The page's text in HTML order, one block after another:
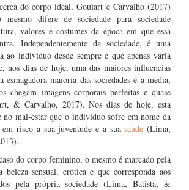
do corpo ideal, Goulart e Carvalho (2017)
mesmo difere de sociedade para sociedade
valores e costumes da época em que essa
Independentemente da sociedade, é uma
ao indivíduo desde sempre e que apenas varia
nos dias de hoje, uma das maiores influencias
esmagadora maioria das sociedades é a media,
chegam imagens corporais perfeitas e quase
& Carvalho, 2017). Nos dias de hoje, esta
no mal-estar que o indivíduo sofre em nome da
em risco a sua juventude e a suasaúde (Lima,
do corpo feminino, o mesmo é marcado pela
beleza sensual, erótica e que corresponda aos
pela própria sociedade (Lima, Batista, &